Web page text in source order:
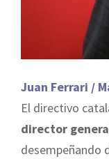
Juan Ferrari /
El directivo
director
desempeñando